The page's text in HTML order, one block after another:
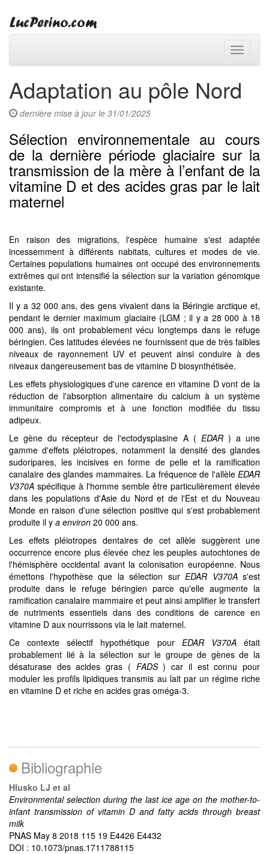
Toggle
Adaptation au pôle Nord
dernière mise à jour le 31/01/2025
Sélection environnementale au cours
de la dernière période glaciaire sur la
transmission de la mère à l’enfant de la
vitamine D et des acides gras par le lait
maternel
En raison des migrations, l'espèce humaine s'est adaptée
incessemment à différents nabitats, cultures et modes de vie.
Certaines populations humaines ont occupé des environnements
extrêmes qui ont intensifié la sélection sur la variation génomique
existante.
Il y a 32 000 ans, des gens vivaient dans la Béringie arctique et,
pendant le dernier maximum glaciaire (LGM ; il y a 28 000 à 18
000 ans), ils ont probablement vécu longtemps dans le refuge
béringien. Ces latitudes élevées ne fournissent que de très faibles
niveaux de rayonnement UV et peuvent ainsi conduire à des
niveaux dangereusement bas de vitamine D biosynthétisée.
Les effets physiologiques d'une carence en vitamine D vont de la
réduction de l'absorption alimentaire du calcium à un système
immunitaire compromis et à une fonction modifiée du tissu
adipeux.
Le gène du récepteur de l'ectodysplasine A ( EDAR) a une
gamme d'effets pléiotropes, notamment la densité des glandes
sudoripares, les incisives en forme de pelle et la ramification
canalaire des glandes mammaires. La fréquence de l'allèle EDAR
V370A spécifique à l'homme semble être particulièrement élevée
dans les populations d'Asie du Nord et de l'Est et du Nouveau
Monde en raison d'une sélection positive qui s'est probablement
produite il y a environ 20 000 ans.
Les effets pléiotropes dentaires de cet allèle suggèrent une
occurrence encore plus élevée chez les peuples autochtones de
l'hémisphère occidental avant la colonisation européenne. Nous
émettons l'hypothèse que la sélection sur EDAR V370As'est
produite dans le refuge béringien parce qu'elle augmente la
ramification canalaire mammaire et peut ainsi amplifier le transfert
de nutriments essentiels dans des conditions de carence en
vitamine D aux nourrissons via le lait maternel.
Ce contexte sélectif hypothétique pour EDAR V370Aétait
probablement lié à la sélection sur le groupe de gènes de la
désaturase des acides gras ( FADS) car il est connu pour
moduler les profils lipidiques transmis au lait par un régime riche
en vitamine D et riche en acides gras oméga-3.
Bibliographie
Hlusko LJ et al
Environmental selection during the last ice age on the mother-to-
infant transmission of vitamin D and fatty acids through breast
milk
PNAS May 8 2018 115 19 E4426 E4432
DOI : 10.1073/pnas.1711788115